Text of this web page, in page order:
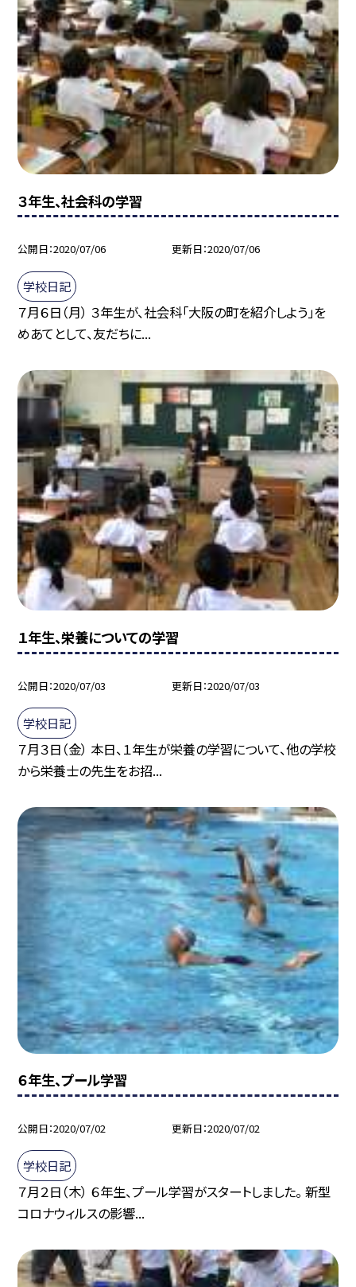
３年生、社会科の学習
公開日 2020/07/06 更新日 2020/07/06
学校日記
７月６日（月） ３年生が、社会科「大阪の町を紹介しよう」を
めあてとして、友だちに...
１年生、栄養についての学習
公開日 2020/07/03 更新日 2020/07/03
学校日記
７月３日（金） 本日、１年生が栄養の学習について、他の学校
から栄養士の先生をお招...
６年生、プール学習
公開日 2020/07/02 更新日 2020/07/02
学校日記
７月２日（木） ６年生、プール学習がスタートしました。 新型
コロナウィルスの影響...